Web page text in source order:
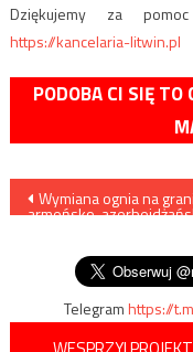
Dziękujemy za
https://kancelaria-litwin.pl
PODOBA CI SIĘ TO
Nawigacja
Wymiana ognia na
armeńsko-
Telegramhttps://